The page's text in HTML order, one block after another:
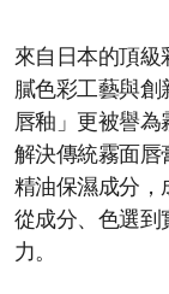
來自日本的頂級
膩色彩工藝與創
唇釉」更被譽為
解決傳統霧面唇
精油保濕成分，
從成分、色選到
力。